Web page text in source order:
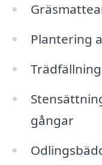
Plantering
gångar